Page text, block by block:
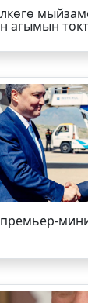
агымын